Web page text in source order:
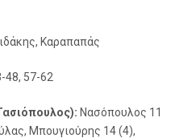
Καραπαπάς
48, 57-62
Νασόπουλος 11
Μπουγιούρης 14 (4),